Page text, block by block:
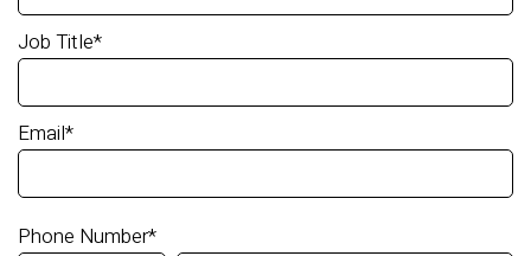
Job Title*
Email*
Phone Number*